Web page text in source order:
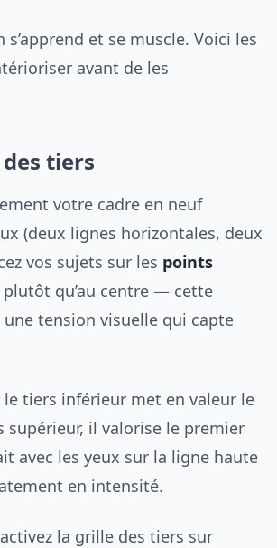
et se muscle. Voici les
avant de les
tiers
votre cadre en neuf
(deux lignes horizontales, deux
vos sujets sur les points
plutôt qu’au centre — cette
une tension visuelle qui capte
tiers inférieur met en valeur le
supérieur, il valorise le premier
avec les yeux sur la ligne haute
en intensité.
la grille des tiers sur